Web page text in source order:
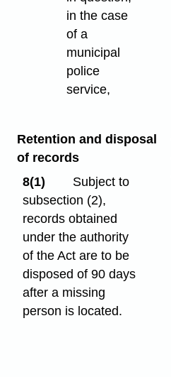
in the case
of a
municipal
police
service,
Retention and disposal
of records
8(1)
Subject to
subsection (2),
records obtained
under the authority
of the Act are to be
disposed of 90 days
after a missing
person is located.